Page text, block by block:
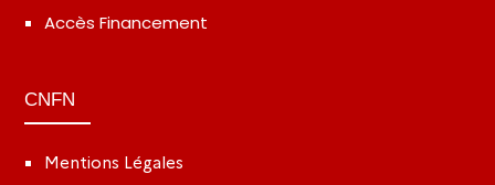
Accès Financement
CNFN
Mentions Légales